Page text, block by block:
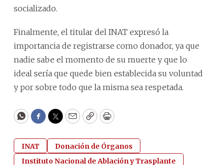
socializado.
Finalmente, el titular del INAT expresó la
importancia de registrarse como donador, ya que
nadie sabe el momento de su muerte y que lo
ideal sería que quede bien establecida su voluntad
y por sobre todo que la misma sea respetada.
WhatsApp
Facebook
Twitter
EmailCopyPrint
INAT
Donación de Órganos
Instituto Nacional de Ablación y Trasplante